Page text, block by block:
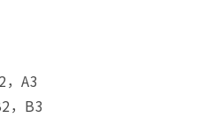
い
の
，A3
，B3